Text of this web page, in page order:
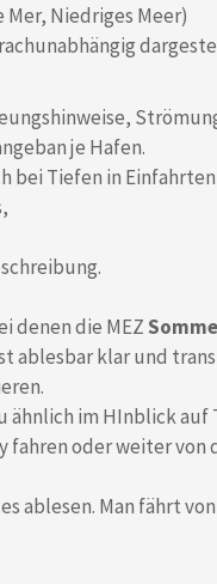
Mer, Niedriges Meer)
je Hafen.
bei Tiefen in
denen die MEZ
ablesbar klar und
ähnlich im HInblick
oder weiter von
ablesen. Man fährt